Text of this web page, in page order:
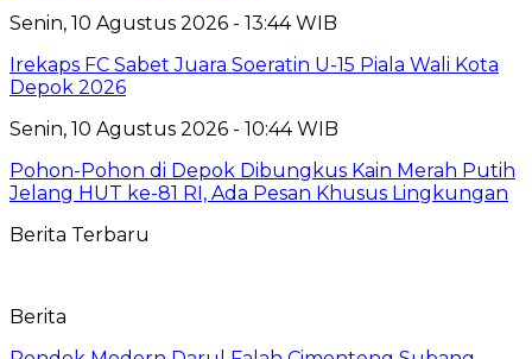
Senin, 10 Agustus 2026 - 13:44 WIB
Irekaps FC Sabet Juara Soeratin U-15 Piala Wali Kota
Depok 2026
Senin, 10 Agustus 2026 - 10:44 WIB
Pohon-Pohon di Depok Dibungkus Kain Merah Putih
Jelang HUT ke-81 RI, Ada Pesan Khusus Lingkungan
Berita Terbaru
Berita